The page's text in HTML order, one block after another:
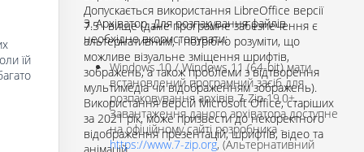
їй
Допускається використання LibreOffice версії
7.5 і вище (дане програмне забезпечення є
альтернативним, і потрібно розуміти, що
можливе візуальне зміщення шрифтів,
зображень, а також проблеми з відтворення
мультимедіа чи відображенням зображень).
Використання версій Microsoft Office, старіших
за 2021 рік, може призвести до некоректного
відображення презентацій, шрифтів, відео та
3. Архіватор. Для розпакування файлів
необхідно вкористовувати:
Windows 10 / Windows 11 (64-bit) мати
встановлений програмний засіб для
розпаковування архівів 7-Zip 19.0+.
Завантаження даного архіватора доступне
на офіційному сайті розробника -
https://www.7-zip.org, (Альтернативний